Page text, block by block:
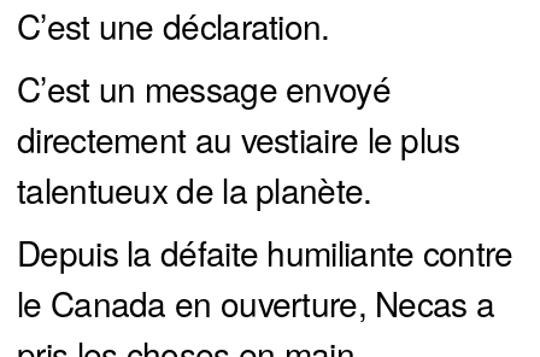
C’est une déclaration.
C’est un message envoyé
directement au vestiaire le plus
talentueux de la planète.
Depuis la défaite humiliante contre
le Canada en ouverture, Necas a